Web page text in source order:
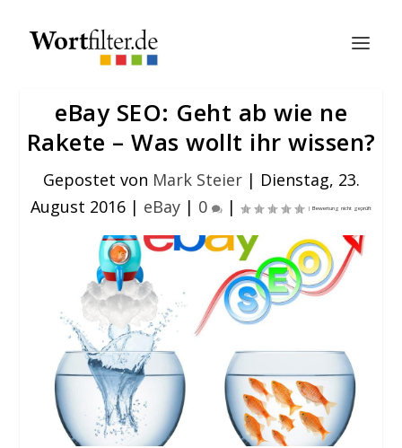
eBay SEO: Geht ab wie ne
Rakete – Was wollt ihr wissen?
Gepostet von Mark Steier| Dienstag, 23.
August 2016 | eBay | 0 |